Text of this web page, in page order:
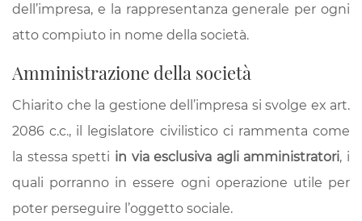
alla
revoca
–
dell’impresa, e la rappresentanza generale per ogni
atto compiuto in nome della società.
Amministrazione della società
Chiarito che la gestione dell’impresa si svolge ex art.
2086 c.c., il legislatore civilistico ci rammenta come
la stessa spetti in via esclusiva agli amministratori, i
quali porranno in essere ogni operazione utile per
poter perseguire l’oggetto sociale.